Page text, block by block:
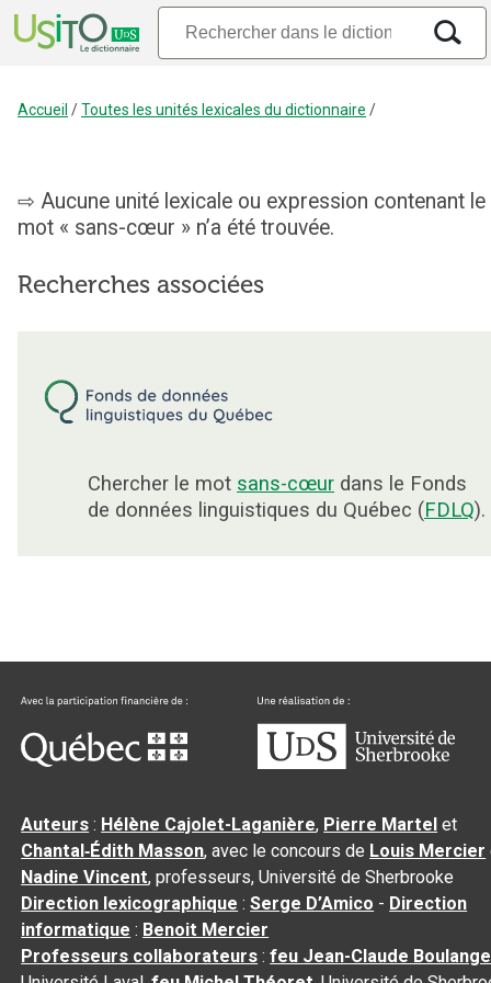
Accueil /Toutes les unités lexicales du dictionnaire /
Aucune unité lexicale ou expression contenant le
mot « sans-cœur » n’a été trouvée.
Recherches associées
Chercher le mot sans-cœur dans le Fonds
de données linguistiques du Québec (FDLQ).
Auteurs : Hélène Cajolet-Laganière, Pierre Martel et
Chantal‑Édith Masson, avec le concours de Louis Mercier
Nadine Vincent, professeurs, Université de Sherbrooke
Direction lexicographique :Serge D’Amico - Direction
informatique : Benoit Mercier
Professeurs collaborateurs :feu Jean-Claude